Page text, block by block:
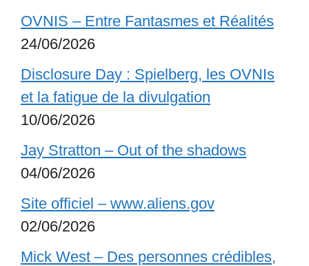
OVNIS – Entre Fantasmes et Réalités
24/06/2026
Disclosure Day : Spielberg, les OVNIs
et la fatigue de la divulgation
10/06/2026
Jay Stratton – Out of the shadows
04/06/2026
Site officiel – www.aliens.gov
02/06/2026
Mick West – Des personnes crédibles,